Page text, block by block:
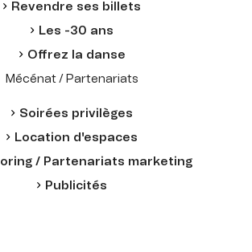
Revendre ses billets
Les -30 ans
Offrez la danse
Mécénat / Partenariats
Soirées privilèges
Location d'espaces
/ Partenariats marketing
Publicités